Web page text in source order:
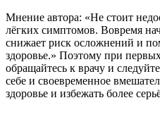
Мнение автора: «Не стоит
лёгких симптомов. Вовремя
снижает риск осложнений и
здоровье.» Поэтому при
обращайтесь к врачу и
себе и своевременное
здоровье и избежать более